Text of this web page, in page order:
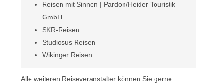
Reisen mit Sinnen | Pardon/Heider Touristik
GmbH
SKR-Reisen
Studiosus Reisen
Wikinger Reisen
Alle weiteren Reiseveranstalter können Sie gerne